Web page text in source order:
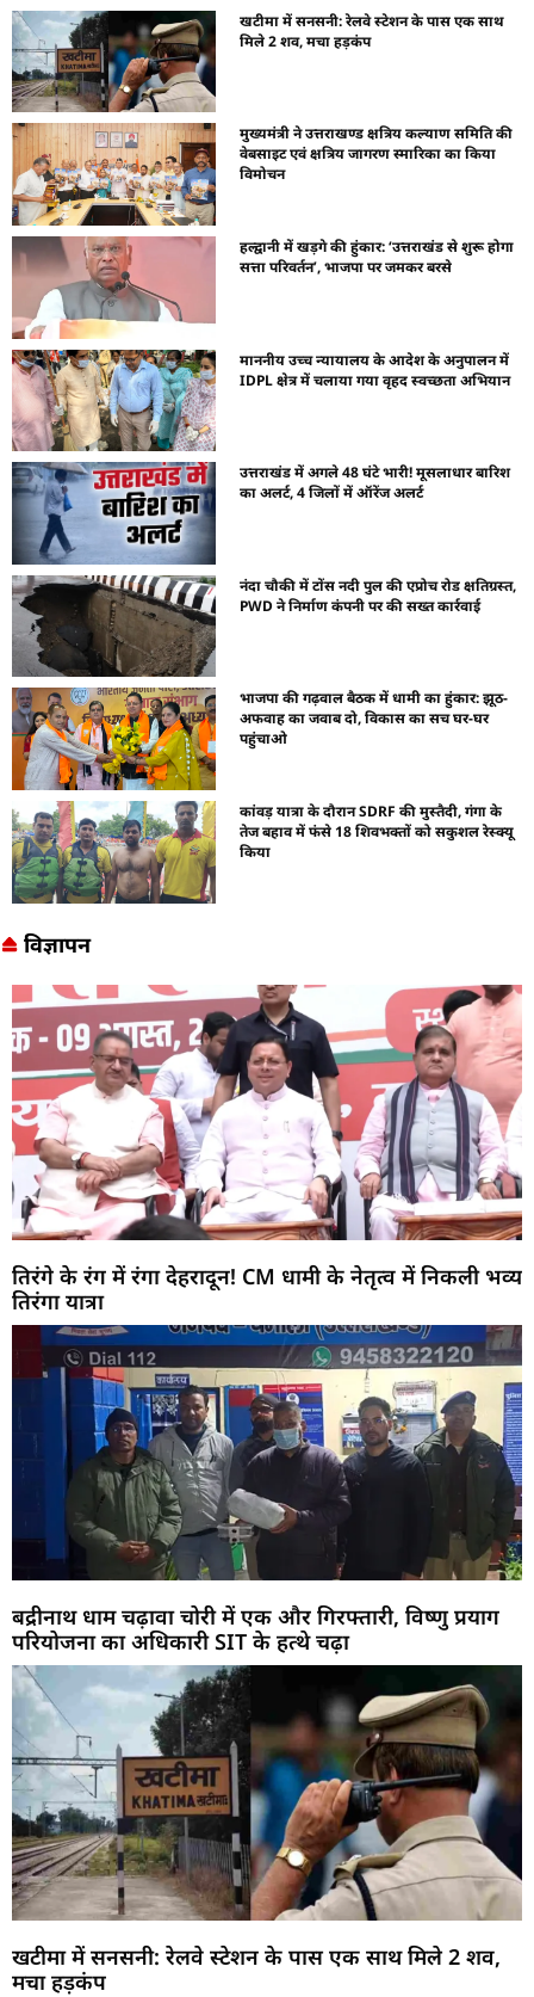
खटीमा में सनसनी: रेलवे स्टेशन के पास एक साथ
मिले 2 शव, मचा हड़कंप
मुख्यमंत्री ने उत्तराखण्ड क्षत्रिय कल्याण समिति की
वेबसाइट एवं क्षत्रिय जागरण स्मारिका का किया
विमोचन
हल्द्वानी में खड़गे की हुंकार: ‘उत्तराखंड से शुरू होगा
सत्ता परिवर्तन’, भाजपा पर जमकर बरसे
माननीय उच्च न्यायालय के आदेश के अनुपालन में
IDPL क्षेत्र में चलाया गया वृहद स्वच्छता अभियान
उत्तराखंड में अगले 48 घंटे भारी! मूसलाधार बारिश
का अलर्ट, 4 जिलों में ऑरेंज अलर्ट
नंदा चौकी में टोंस नदी पुल की एप्रोच रोड क्षतिग्रस्त,
PWD ने निर्माण कंपनी पर की सख्त कार्रवाई
भाजपा की गढ़वाल बैठक में धामी का हुंकार: झूठ-
अफवाह का जवाब दो, विकास का सच घर-घर
पहुंचाओ
कांवड़ यात्रा के दौरान SDRF की मुस्तैदी, गंगा के
तेज बहाव में फंसे 18 शिवभक्तों को सकुशल रेस्क्यू
किया
विज्ञापन
तिरंगे के रंग में रंगा देहरादून! CM धामी के नेतृत्व में निकली भव्य
तिरंगा यात्रा
बद्रीनाथ धाम चढ़ावा चोरी में एक और गिरफ्तारी, विष्णु प्रयाग
परियोजना का अधिकारी SIT के हत्थे चढ़ा
खटीमा में सनसनी: रेलवे स्टेशन के पास एक साथ मिले 2 शव,
मचा हड़कंप